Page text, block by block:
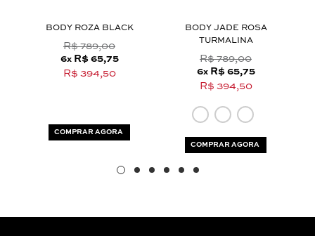
BODY ROZA BLACK
R$ 789,00
6x R$ 65,75
R$ 394,50
COMPRAR AGORA
BODY JADE ROSA
TURMALINA
R$ 789,00
6x R$ 65,75
R$ 394,50
COMPRAR AGORA